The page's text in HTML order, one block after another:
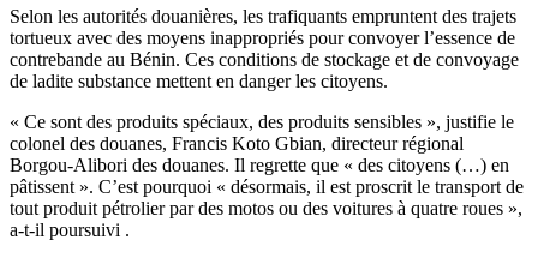
Selon les autorités douanières, les trafiquants empruntent des trajets
tortueux avec des moyens inappropriés pour convoyer l’essence de
contrebande au Bénin. Ces conditions de stockage et de convoyage
de ladite substance mettent en danger les citoyens.
« Ce sont des produits spéciaux, des produits sensibles », justifie le
colonel des douanes, Francis Koto Gbian, directeur régional
Borgou-Alibori des douanes. Il regrette que « des citoyens (…) en
pâtissent ». C’est pourquoi « désormais, il est proscrit le transport de
tout produit pétrolier par des motos ou des voitures à quatre roues »,
a-t-il poursuivi .